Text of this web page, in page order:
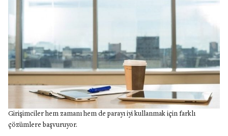
Girişimciler hem zamanı hem de parayı iyi kullanmak için farklı
çözümlere başvuruyor.